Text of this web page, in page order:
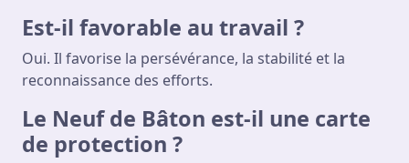
Est-il favorable au travail ?
Oui. Il favorise la persévérance, la stabilité et la
reconnaissance des efforts.
Le Neuf de Bâton est-il une carte
de protection ?